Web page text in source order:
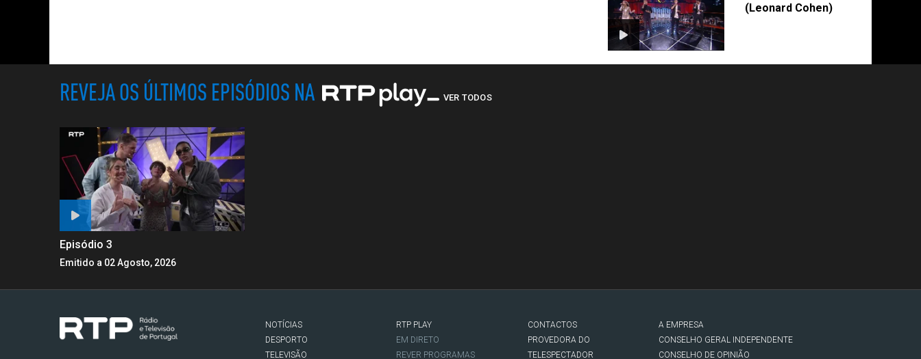
(Leonard Cohen)
REVEJA OS ÚLTIMOS EPISÓDIOS NA VER TODOS
Episódio 3
Emitido a 02 Agosto, 2026
NOTÍCIAS
DESPORTO
TELEVISÃO
RTP PLAY
EM DIRETO
REVER PROGRAMAS
CONTACTOS
PROVEDORA DO
TELESPECTADOR
A EMPRESA
CONSELHO GERAL INDEPENDENTE
CONSELHO DE OPINIÃO